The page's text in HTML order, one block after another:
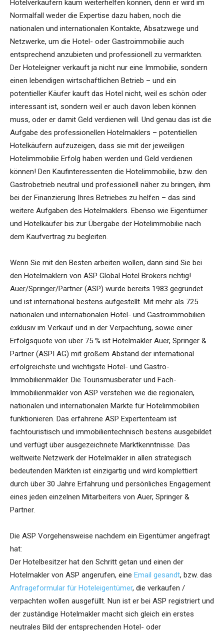
Hotelverkäufern kaum weiterhelfen können, denn er wird im
Normalfall weder die Expertise dazu haben, noch die
nationalen und internationalen Kontakte, Absatzwege und
Netzwerke, um die Hotel- oder Gastroimmobilie auch
entsprechend anzubieten und professionell zu vermarkten.
Der Hoteleigner verkauft ja nicht nur eine Immobilie, sondern
einen lebendigen wirtschaftlichen Betrieb – und ein
potentieller Käufer kauft das Hotel nicht, weil es schön oder
interessant ist, sondern weil er auch davon leben können
muss, oder er damit Geld verdienen will. Und genau das ist die
Aufgabe des professionellen Hotelmaklers – potentiellen
Hotelkäufern aufzuzeigen, dass sie mit der jeweiligen
Hotelimmobilie Erfolg haben werden und Geld verdienen
können! Den Kaufinteressenten die Hotelimmobilie, bzw. den
Gastrobetrieb neutral und professionell näher zu bringen, ihm
bei der Finanzierung Ihres Betriebes zu helfen – das sind
weitere Aufgaben des Hotelmaklers. Ebenso wie Eigentümer
und Hotelkäufer bis zur Übergabe der Hotelimmobilie nach
dem Kaufvertrag zu begleiten.
Wenn Sie mit den Besten arbeiten wollen, dann sind Sie bei
den Hotelmaklern von ASP Global Hotel Brokers richtig!
Auer/Springer/Partner (ASP) wurde bereits 1983 gegründet
und ist international bestens aufgestellt. Mit mehr als 725
nationalen und internationalen Hotel- und Gastroimmobilien
exklusiv im Verkauf und in der Verpachtung, sowie einer
Erfolgsquote von über 75 % ist Hotelmakler Auer, Springer &
Partner (ASPI AG) mit großem Abstand der international
erfolgreichste und wichtigste Hotel- und Gastro-
Immobilienmakler. Die Tourismusberater und Fach-
Immobilienmakler von ASP verstehen wie die regionalen,
nationalen und internationalen Märkte für Hotelimmobilien
funktionieren. Das erfahrene ASP Expertenteam ist
fachtouristisch und immobilientechnisch bestens ausgebildet
und verfügt über ausgezeichnete Marktkenntnisse. Das
weltweite Netzwerk der Hotelmakler in allen strategisch
bedeutenden Märkten ist einzigartig und wird komplettiert
durch über 30 Jahre Erfahrung und persönliches Engagement
eines jeden einzelnen Mitarbeiters von Auer, Springer &
Partner.
Die ASP Vorgehensweise nachdem ein Eigentümer angefragt
hat:
Der Hotelbesitzer hat den Schritt getan und einen der
Hotelmakler von ASP angerufen, eine Email gesandt, bzw. das
Anfrageformular für Hoteleigentümer, die verkaufen /
verpachten wollen ausgefüllt. Nun ist er bei ASP registriert und
der zuständige Hotelmakler macht sich gleich ein erstes
neutrales Bild der entsprechenden Hotel- oder